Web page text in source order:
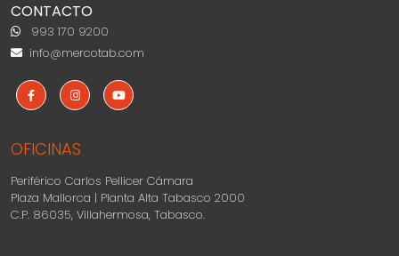
CONTACTO
993 170 9200
info@mercotab.com
OFICINAS
Periférico Carlos Pellicer Cámara
Plaza Mallorca | Planta Alta Tabasco 2000
C.P. 86035, Villahermosa, Tabasco.